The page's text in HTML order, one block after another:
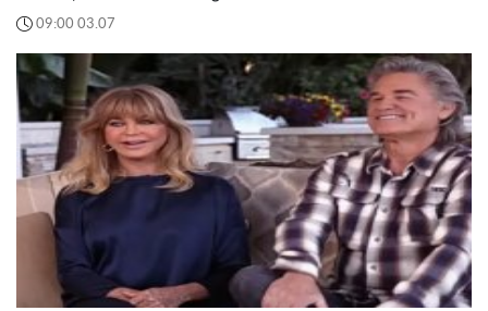
09:00 03.07